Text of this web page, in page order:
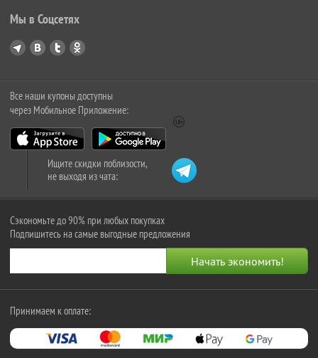
Мы в Соцсетях
Все наши купоны доступны
через Мобильное Приложение:
Ищите скидки поблизости,
не выходя из чата:
Сэкономьте до 90% при любых покупках
Подпишитесь на самые выгодные предложения
Принимаем к оплате: